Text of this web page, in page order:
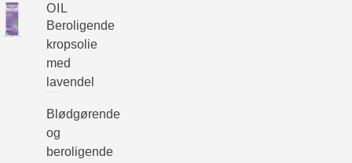
OIL
Beroligende
kropsolie
med
lavendel
Blødgørende
og
beroligende